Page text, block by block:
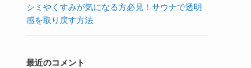
シミやくすみが気になる方必見！サウナで透明
感を取り戻す方法
最近のコメント